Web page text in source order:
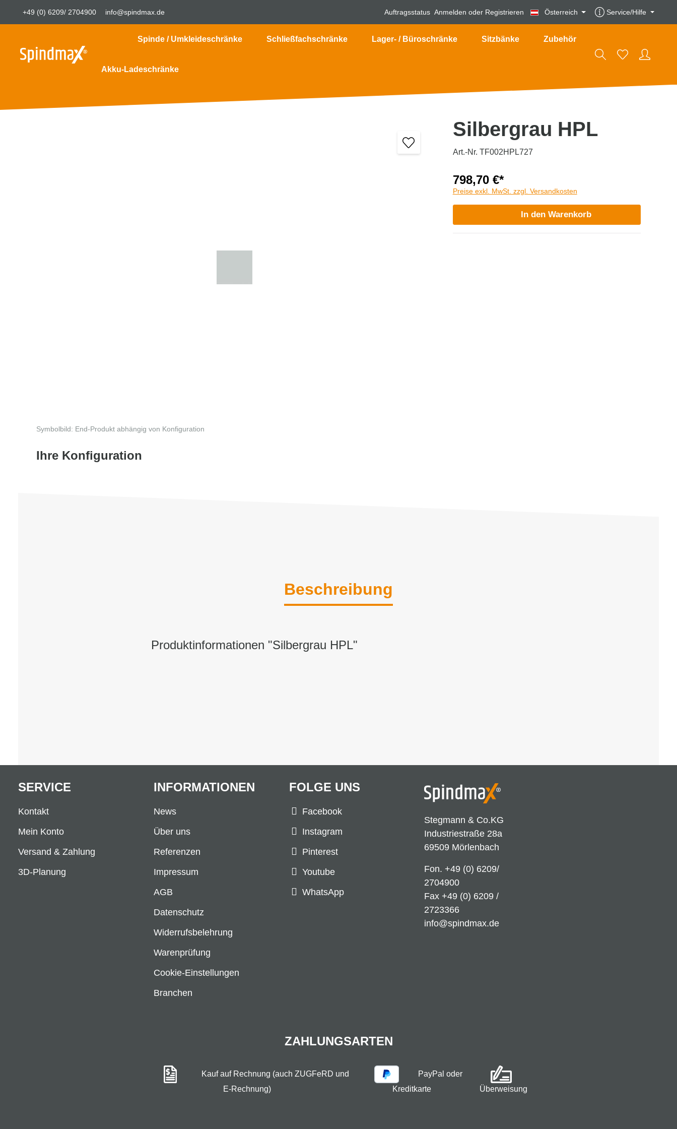
+49 (0) 6209/ 2704900 info@spindmax.de Auftragsstatus Anmelden oder Registrieren Österreich Service/Hilfe
Spinde / Umkleideschränke Schließfachschränke Lager- / Büroschränke Sitzbänke Zubehör
Akku-Ladeschränke
Symbolbild: End-Produkt abhängig von Konfiguration
Ihre Konfiguration
Silbergrau HPL
Art.-Nr. TF002HPL727
798,70 €*
Preise exkl. MwSt. zzgl. Versandkosten
In den Warenkorb
Beschreibung
Produktinformationen "Silbergrau HPL"
Stegmann & Co.KG
Industriestraße 28a
69509 Mörlenbach
Fon. +49 (0) 6209/
2704900
Fax +49 (0) 6209 /
2723366
info@spindmax.de
FOLGE UNS
Facebook
Instagram
Pinterest
Youtube
WhatsApp
SERVICE
Kontakt
Mein Konto
Versand & Zahlung
3D-Planung
INFORMATIONEN
News
Über uns
Referenzen
Impressum
AGB
Datenschutz
Widerrufsbelehrung
Warenprüfung
Cookie-Einstellungen
Branchen
ZAHLUNGSARTEN
Kauf auf Rechnung (auch ZUGFeRD und
E-Rechnung)
PayPal oder
Kreditkarte
Überweisung